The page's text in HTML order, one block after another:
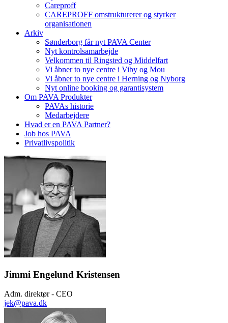
Careproff
CAREPROFF omstrukturerer og styrker
organisationen
Arkiv
Sønderborg får nyt PAVA Center
Nyt kontrolsamarbejde
Velkommen til Ringsted og Middelfart
Vi åbner to nye centre i Viby og Mou
Vi åbner to nye centre i Herning og Nyborg
Nyt online booking og garantisystem
Om PAVA Produkter
PAVAs historie
Medarbejdere
Hvad er en PAVA Partner?
Job hos PAVA
Privatlivspolitik
Jimmi Engelund Kristensen
Adm. direktør - CEO
jek@pava.dk